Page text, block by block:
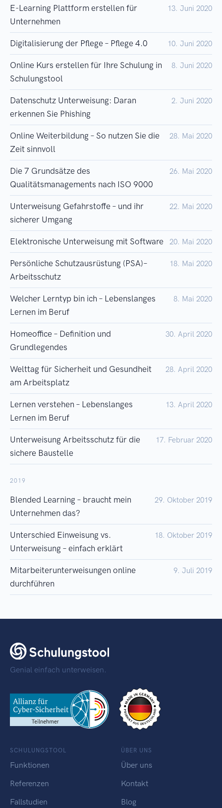
E-Learning Plattform erstellen für
Unternehmen
13. Juni 2020
Digitalisierung der Pflege – Pflege 4.0 10. Juni 2020
Online Kurs erstellen für Ihre Schulung in
Schulungstool
8. Juni 2020
Datenschutz Unterweisung: Daran
erkennen Sie Phishing
2. Juni 2020
Online Weiterbildung – So nutzen Sie die
Zeit sinnvoll
28. Mai 2020
Die 7 Grundsätze des
Qualitätsmanagements nach ISO 9000
26. Mai 2020
Unterweisung Gefahrstoffe – und ihr
sicherer Umgang
22. Mai 2020
Elektronische Unterweisung mit Software 20. Mai 2020
Persönliche Schutzausrüstung (PSA)–
Arbeitsschutz
18. Mai 2020
Welcher Lerntyp bin ich – Lebenslanges
Lernen im Beruf
8. Mai 2020
Homeoffice – Definition und
Grundlegendes
30. April 2020
Welttag für Sicherheit und Gesundheit
am Arbeitsplatz
28. April 2020
Lernen verstehen – Lebenslanges
Lernen im Beruf
13. April 2020
Unterweisung Arbeitsschutz für die
sichere Baustelle
17. Februar 2020
2019
Blended Learning – braucht mein
Unternehmen das?
29. Oktober 2019
Unterschied Einweisung vs.
Unterweisung – einfach erklärt
18. Oktober 2019
Mitarbeiterunterweisungen online
durchführen
9. Juli 2019
Genial einfach unterweisen.
SCHULUNGSTOOL
Funktionen
Referenzen
Fallstudien
ÜBER UNS
Über uns
Kontakt
Blog